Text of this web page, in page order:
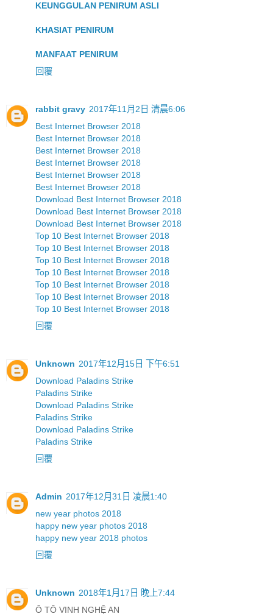
KEUNGGULAN PENIRUM ASLI
KHASIAT PENIRUM
MANFAAT PENIRUM
回覆
rabbit gravy 2017年11月2日 清晨6:06
Best Internet Browser 2018
Best Internet Browser 2018
Best Internet Browser 2018
Best Internet Browser 2018
Best Internet Browser 2018
Best Internet Browser 2018
Download Best Internet Browser 2018
Download Best Internet Browser 2018
Download Best Internet Browser 2018
Top 10 Best Internet Browser 2018
Top 10 Best Internet Browser 2018
Top 10 Best Internet Browser 2018
Top 10 Best Internet Browser 2018
Top 10 Best Internet Browser 2018
Top 10 Best Internet Browser 2018
Top 10 Best Internet Browser 2018
回覆
Unknown 2017年12月15日 下午6:51
Download Paladins Strike
Paladins Strike
Download Paladins Strike
Paladins Strike
Download Paladins Strike
Paladins Strike
回覆
Admin 2017年12月31日 凌晨1:40
new year photos 2018
happy new year photos 2018
happy new year 2018 photos
回覆
Unknown 2018年1月17日 晚上7:44
Ô TÔ VINH NGHỆ AN